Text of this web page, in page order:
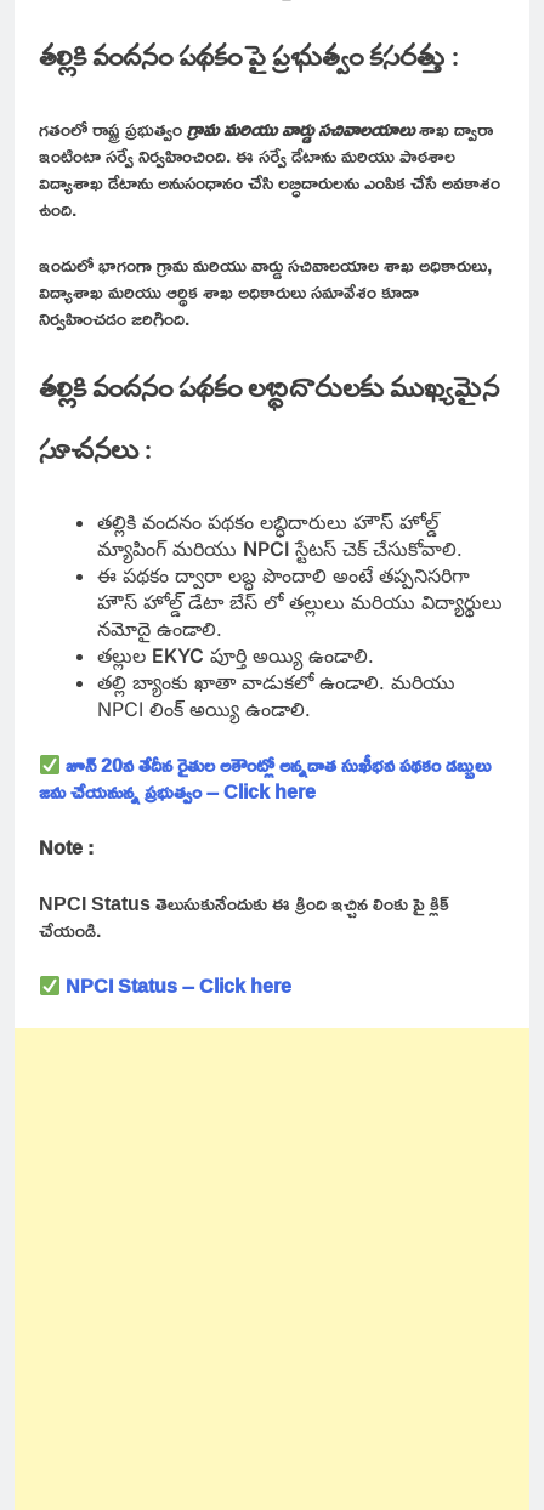
తల్లికి వందనం పథకం పై ప్రభుత్వం కసరత్తు :
గతంలో రాష్ట్ర ప్రభుత్వంగ్రామ మరియు వార్డు సచివాలయాలుశాఖ ద్వారా
ఇంటింటా సర్వే నిర్వహించింది. ఈ సర్వే డేటాను మరియు పాఠశాల
విద్యాశాఖ డేటాను అనుసంధానం చేసి లబ్ధిదారులను ఎంపిక చేసే అవకాశం
ఉంది.
ఇందులో భాగంగా గ్రామ మరియు వార్డు సచివాలయాల శాఖ అధికారులు,
విద్యాశాఖ మరియు ఆర్థిక శాఖ అధికారులు సమావేశం కూడా
నిర్వహించడం జరిగింది.
తల్లికి వందనం పథకం లబ్ధిదారులకు ముఖ్యమైన
సూచనలు :
తల్లికి వందనం పథకం లబ్ధిదారులు హౌస్ హోల్డ్
మ్యాపింగ్ మరియు NPCI స్టేటస్ చెక్ చేసుకోవాలి.
ఈ పథకం ద్వారా లబ్ధ పొందాలి అంటే తప్పనిసరిగా
హౌస్ హోల్డ్ డేటా బేస్ లో తల్లులు మరియు విద్యార్థులు
నమోదై ఉండాలి.
తల్లుల EKYC పూర్తి అయ్యి ఉండాలి.
తల్లి బ్యాంకు ఖాతా వాడుకలో ఉండాలి. మరియు
NPCI లింక్ అయ్యి ఉండాలి.
జూన్ 20వ తేదీన రైతుల అకౌంట్లో అన్నదాత సుఖీభవ పథకం డబ్బులు
జమ చేయనున్న ప్రభుత్వం – Click here
Note :
NPCI Status తెలుసుకునేందుకు ఈ క్రింది ఇచ్చిన లింకు పై క్లిక్
చేయండి.
NPCI Status – Click here